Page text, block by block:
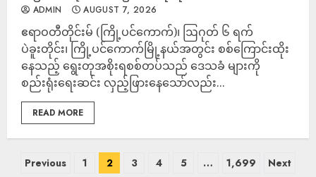
ADMIN AUGUST 7, 2026
ဧရာဝတီတိုင်းမ် (ကြို့ပင်ကောက်)၊ ဩဂုတ် ၆ ရက်
ပဲခူးတိုင်း၊ ကြို့ပင်ကောက်မြို့နယ်အတွင်း စစ်ကြောင်းထိုး
နေသည့် ရွေးတုအစိုးရစစ်တပ်သည် ဒေသခံ များကို
စည်းရုံးရေးဆင်း လှည့်ဖြားနေသော်လည်း...
READ MORE
Previous 1 2 3 4 5 … 1,699 Next